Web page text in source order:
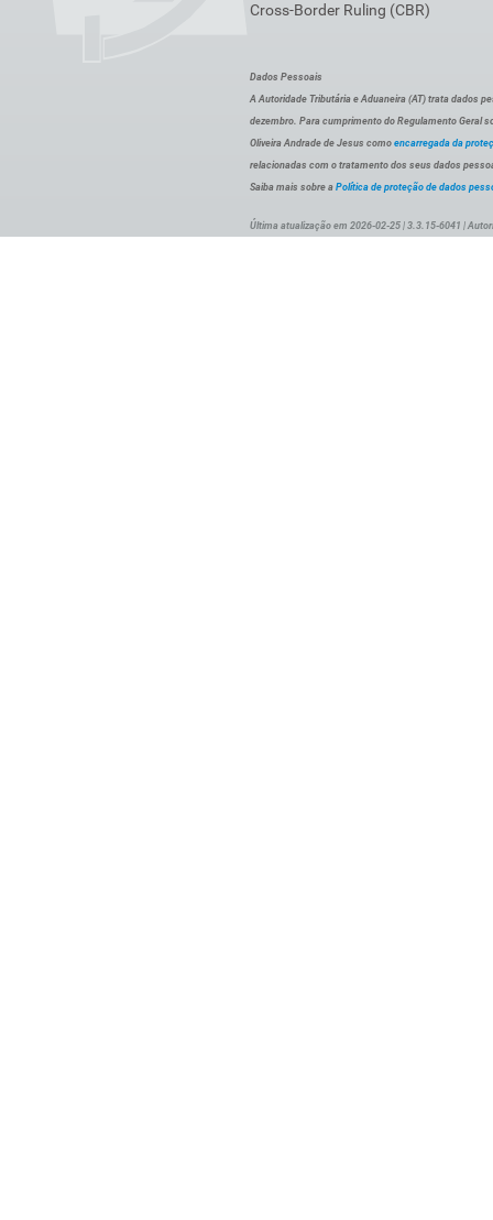
Cross-Border Ruling (CBR)
Dados Pessoais
A Autoridade Tributária e Aduaneira (AT) trata dados
dezembro. Para cumprimento do Regulamento Geral
Oliveira Andrade de Jesus como encarregada da
relacionadas com o tratamento dos seus dados
Saiba mais sobre a Política de proteção de dados
Última atualização em 2026-02-25 | 3.3.15-6041 |